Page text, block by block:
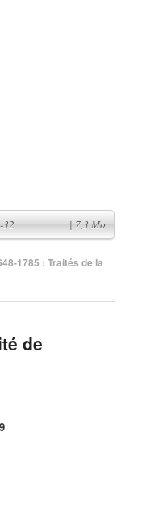
39
1785 : Traités de la
de